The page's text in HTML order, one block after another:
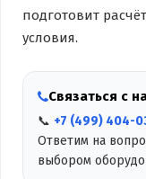
подготовит
условия.
Связаться с
📞 +7 (499) 404-
Ответим на
выбором